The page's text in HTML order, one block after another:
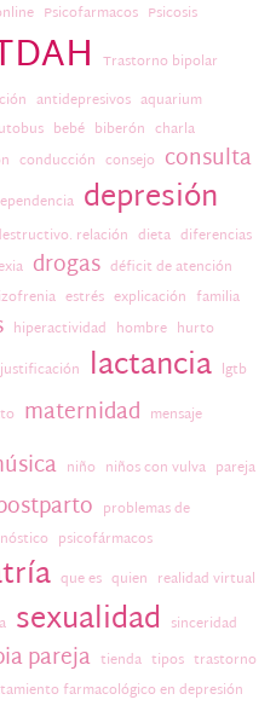
Psicofarmacos Psicosis
Trastorno bipolar
antidepresivos aquarium
bebé biberón charla
conducción consejo consulta
depresión
relación dieta diferencias
drogas déficit de atención
estrés explicación familia
hiperactividad hombre hurto
justificación lactancia lgtb
maternidad mensaje
niño niños con vulva pareja
problemas de
psicofármacos
que es quien realidad virtual
sexualidad sinceridad
pareja tienda tipos trastorno
farmacológico en depresión